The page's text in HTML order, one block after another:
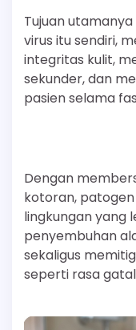
Tujuan
virus itu sendiri,
integritas kulit,
sekunder, dan
pasien selama
Dengan
kotoran,
lingkungan yang
penyembuhan
sekaligus
seperti rasa